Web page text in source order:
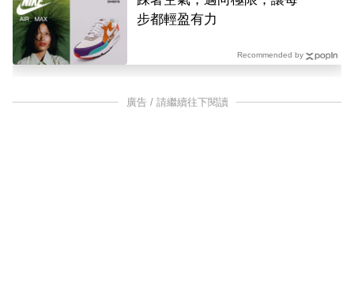
步都輕盈有力
Recommended by
廣告 / 請繼續往下閱讀